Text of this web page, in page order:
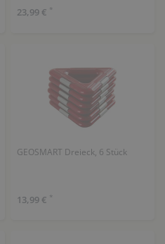
23,99 € *
GEOSMART Dreieck, 6 Stück
13,99 € *